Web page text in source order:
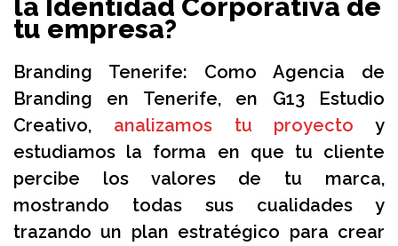
la Identidad Corporativa de
tu empresa?
Branding Tenerife: Como Agencia de
Branding en Tenerife, en G13 Estudio
Creativo, analizamos tu proyecto y
estudiamos la forma en que tu cliente
percibe los valores de tu marca,
mostrando todas sus cualidades y
trazando un plan estratégico para crear